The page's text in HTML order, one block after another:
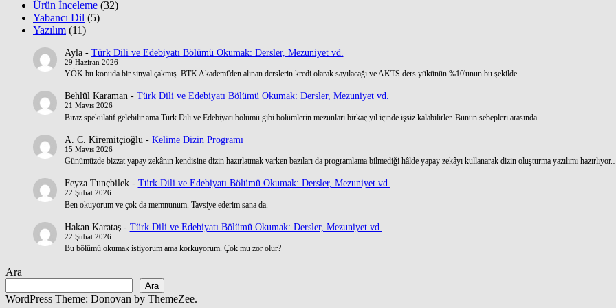
Ürün İnceleme (32)
Yabancı Dil (5)
Yazılım (11)
Ayla- Türk Dili ve Edebiyatı Bölümü Okumak: Dersler, Mezuniyet vd.
29 Haziran 2026
YÖK bu konuda bir sinyal çakmış. BTK Akademi'den alınan derslerin kredi olarak sayılacağı ve AKTS ders yükünün %10'unun bu şekilde…
Behlül Karaman- Türk Dili ve Edebiyatı Bölümü Okumak: Dersler, Mezuniyet vd.
21 Mayıs 2026
Biraz spekülatif gelebilir ama Türk Dili ve Edebiyatı bölümü gibi bölümlerin mezunları birkaç yıl içinde işsiz kalabilirler. Bunun sebepleri arasında…
A. C. Kiremitçioğlu - Kelime Dizin Programı
15 Mayıs 2026
Günümüzde bizzat yapay zekânın kendisine dizin hazırlatmak varken bazıları da programlama bilmediği hâlde yapay zekâyı kullanarak dizin oluşturma yazılımı
Feyza Tunçbilek- Türk Dili ve Edebiyatı Bölümü Okumak: Dersler, Mezuniyet vd.
22 Şubat 2026
Ben okuyorum ve çok da memnunum. Tavsiye ederim sana da.
Hakan Karataş- Türk Dili ve Edebiyatı Bölümü Okumak: Dersler, Mezuniyet vd.
22 Şubat 2026
Bu bölümü okumak istiyorum ama korkuyorum. Çok mu zor olur?
Ara
Ara
WordPress Theme: Donovan by ThemeZee.